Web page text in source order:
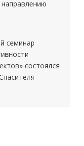
семинар
состоялся